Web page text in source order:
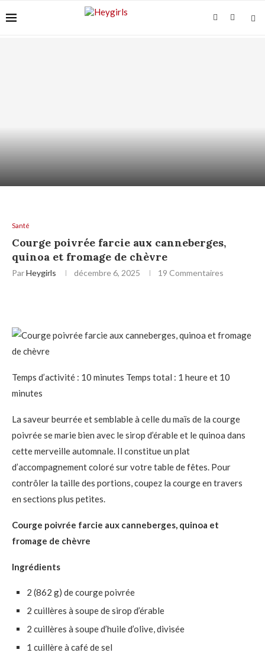
Santé
Courge poivrée farcie aux canneberges,
quinoa et fromage de chèvre
ParHeygirls décembre 6, 2025 19 Commentaires
Temps d’activité : 10 minutes Temps total : 1 heure et 10
minutes
La saveur beurrée et semblable à celle du maïs de la courge
poivrée se marie bien avec le sirop d’érable et le quinoa dans
cette merveille automnale. Il constitue un plat
d’accompagnement coloré sur votre table de fêtes. Pour
contrôler la taille des portions, coupez la courge en travers
en sections plus petites.
Courge poivrée farcie aux canneberges, quinoa et
fromage de chèvre
Ingrédients
2 (862 g) de courge poivrée
2 cuillères à soupe de sirop d’érable
2 cuillères à soupe d’huile d’olive, divisée
1 cuillère à café de sel